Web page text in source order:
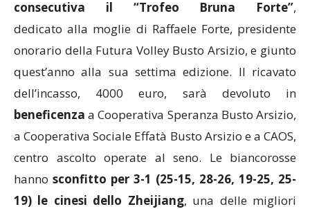
consecutiva il “Trofeo Bruna Forte”,
dedicato alla moglie di Raffaele Forte, presidente
onorario della Futura Volley Busto Arsizio, e giunto
quest’anno alla sua settima edizione. Il ricavato
dell’incasso, 4000 euro, sarà devoluto in
beneficenza a Cooperativa Speranza Busto Arsizio,
a Cooperativa Sociale Effatà Busto Arsizio e a CAOS,
centro ascolto operate al seno. Le biancorosse
hanno sconfitto per 3-1 (25-15, 28-26, 19-25, 25-
19) le cinesi dello Zheijiang, una delle migliori